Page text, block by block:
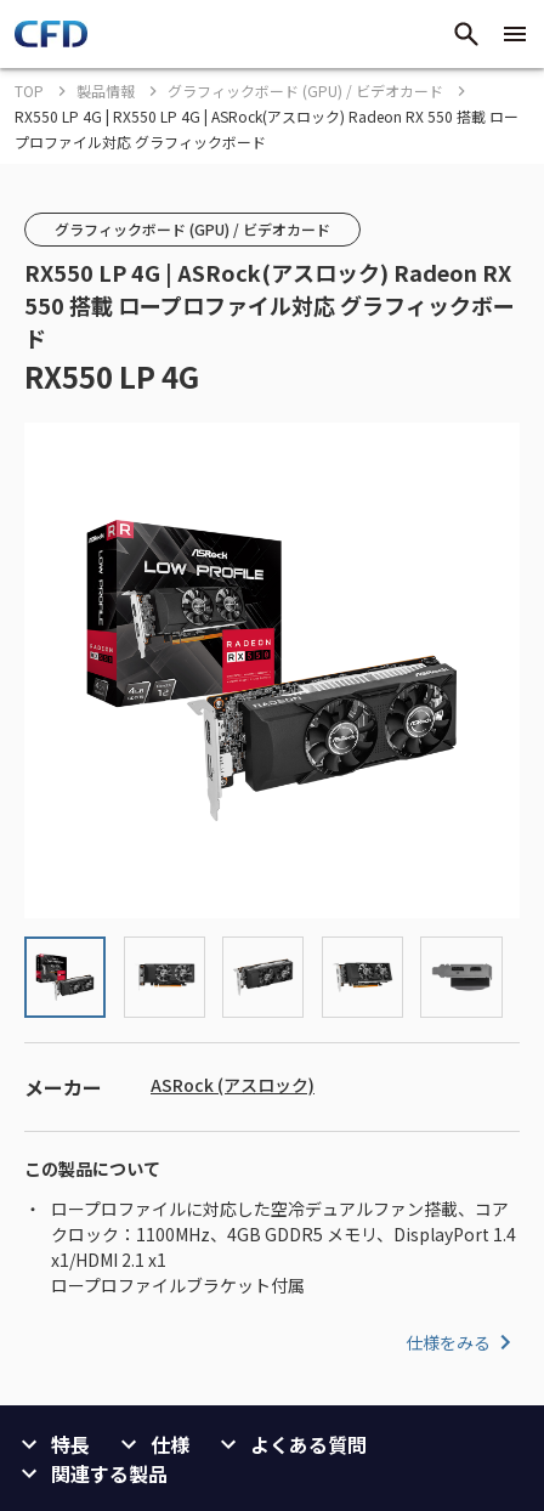
TOP 製品情報
グラフィックボード (GPU) / ビデオカード
RX550 LP 4G | RX550 LP 4G | ASRock(アスロック) Radeon RX 550 搭載 ロー
プロファイル対応 グラフィックボード
グラフィックボード (GPU) / ビデオカード
RX550 LP 4G | ASRock(アスロック) Radeon RX
550 搭載 ロープロファイル対応 グラフィックボー
ド
RX550 LP 4G
メーカー ASRock (アスロック)
この製品について
ロープロファイルに対応した空冷デュアルファン搭載、コア
クロック：1100MHz、4GB GDDR5 メモリ、DisplayPort 1.4
x1/HDMI 2.1 x1
ロープロファイルブラケット付属
仕様をみる
特長 仕様
よくある質問
関連する製品